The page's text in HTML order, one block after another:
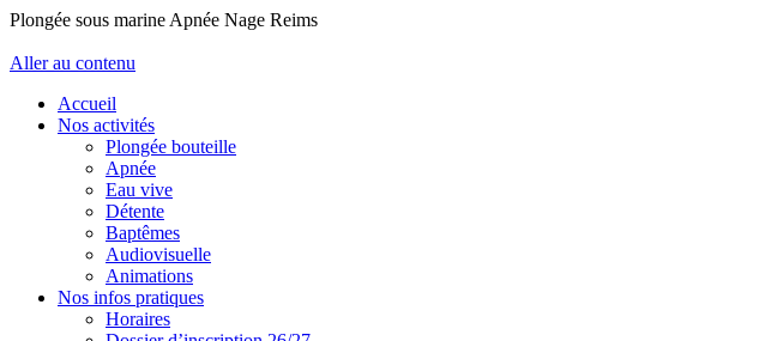
Plongée sous marine Apnée Nage Reims
Aller au contenu
Accueil
Nos activités
Plongée bouteille
Apnée
Eau vive
Détente
Baptêmes
Audiovisuelle
Animations
Nos infos pratiques
Horaires